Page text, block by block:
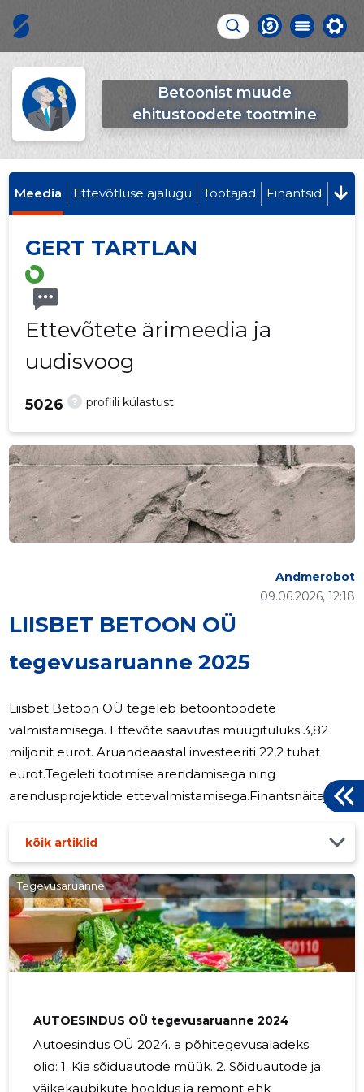
Betoonist muude
ehitustoodete tootmine
Meedia Ettevõtluse ajalugu Töötajad Finantsid
GERT TARTLAN
Ettevõtete ärimeedia ja
uudisvoog
? profiili külastust
5026
LIISBET BETOON OÜ
tegevusaruanne 2025
09.06.2026, 12:18
Andmerobot
Liisbet Betoon OÜ tegeleb betoontoodete
valmistamisega. Ettevõte saavutas müügituluks 3,82
miljonit eurot. Aruandeaastal investeeriti 22,2 tuhat
eurot.Tegeleti tootmise arendamisega ning
arendusprojektide ettevalmistamisega.Finantsnäitajad
jätkata samadel tegevussuundadel. Keskkonna ja
sotsiaalsed mõjud on väheolulised. OÜ Liisbet Betoon
peamised suhtarvud: 2024 2025 Varade rentaablus 0,12
0,02 Maksevõime üldine tase 1,99 1,59 Omakapitali
rentaablus ROE 0,22 0,05 Suhtarvude arvutamise
metoodika: Varade rentaablus -puhaskasum/varad
kõik artiklid
Tegevusaruanne
AUTOESINDUS OÜ tegevusaruanne 2024
Autoesindus OÜ 2024. a põhitegevusaladeks
olid: 1. Kia sõiduautode müük. 2. Sõiduautode ja
väikekaubikute hooldus ja remont ehk